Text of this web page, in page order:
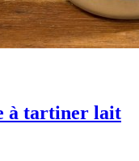
à tartiner lait